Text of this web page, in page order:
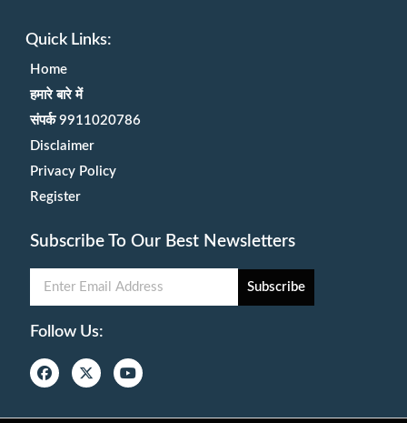
Quick Links:
Home
हमारे बारे में
संपर्क 9911020786
Disclaimer
Privacy Policy
Register
Subscribe To Our Best Newsletters
Subscribe
Follow Us: